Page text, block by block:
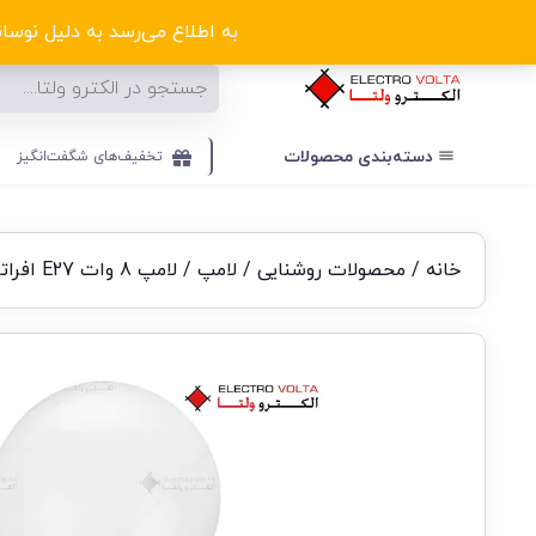
به اطلاع می‌رسد به دلیل
دسته‌بندی‌ محصولات تخفیف‌های شگفت‌انگیز
خانه / محصولات روشنایی / لامپ / لامپ 8 وات E27 افراتاب